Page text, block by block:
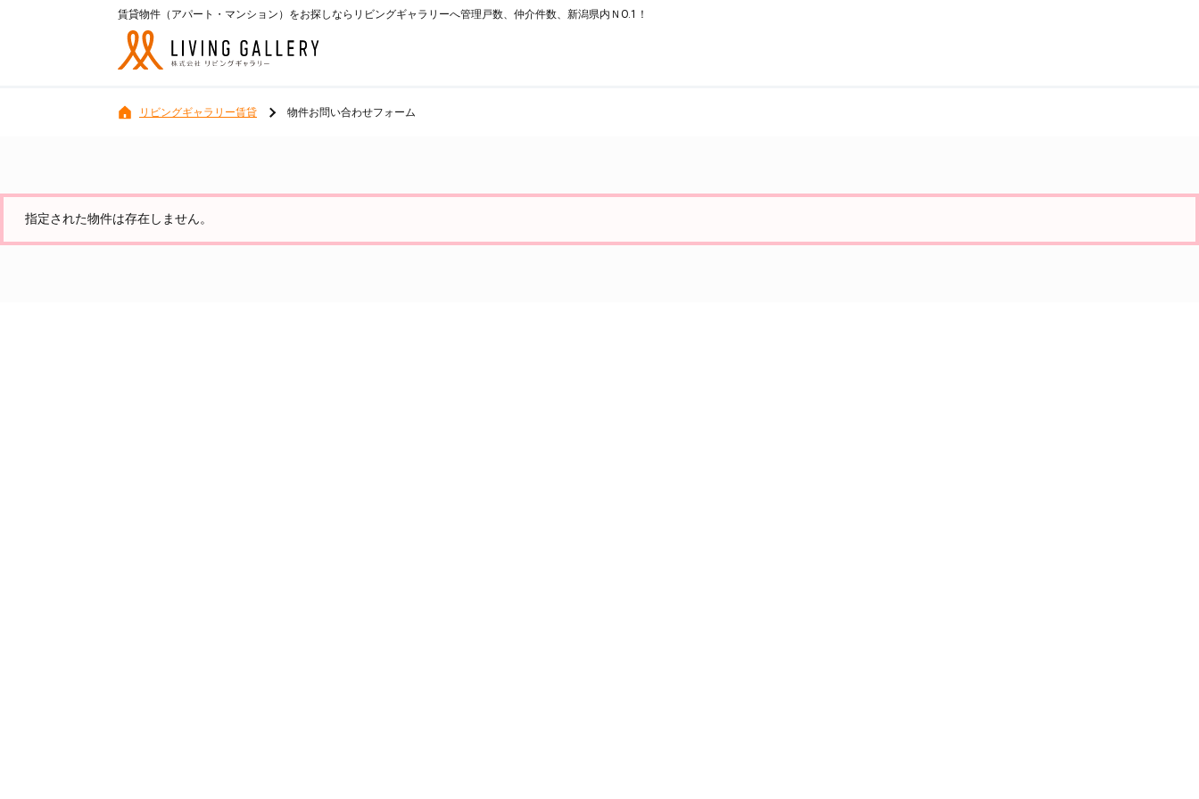
賃貸物件（アパート・マンション）をお探しならリビングギャラリーへ管理戸数、仲介件数、新潟県内ＮO.1！
リビングギャラリー賃貸 物件お問い合わせフォーム
指定された物件は存在しません。